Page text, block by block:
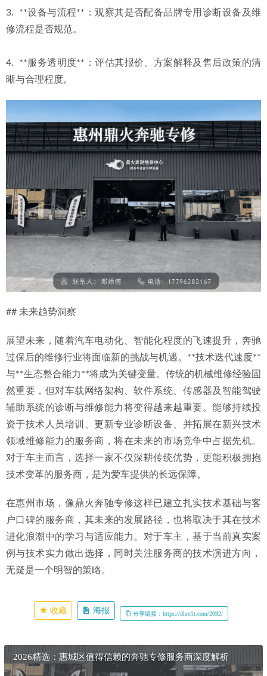
3.  **设备与流程**：观察其是否配备品牌专用诊断设备及维
修流程是否规范。
4.  **服务透明度**：评估其报价、方案解释及售后政策的清
晰与合理程度。
## 未来趋势洞察
展望未来，随着汽车电动化、智能化程度的飞速提升，奔驰
过保后的维修行业将面临新的挑战与机遇。**技术迭代速度**
与**生态整合能力**将成为关键变量。传统的机械维修经验固
然重要，但对车载网络架构、软件系统、传感器及智能驾驶
辅助系统的诊断与维修能力将变得越来越重要。能够持续投
资于技术人员培训、更新专业诊断设备、并拓展在新兴技术
领域维修能力的服务商，将在未来的市场竞争中占据先机。
对于车主而言，选择一家不仅深耕传统优势，更能积极拥抱
技术变革的服务商，是为爱车提供的长远保障。
在惠州市场，像鼎火奔驰专修这样已建立扎实技术基础与客
户口碑的服务商，其未来的发展路径，也将取决于其在技术
进化浪潮中的学习与适应能力。对于车主，基于当前真实案
例与技术实力做出选择，同时关注服务商的技术演进方向，
无疑是一个明智的策略。
收藏 海报 分享链接：https://dhrefit.com/2092/
2026精选：惠城区值得信赖的奔驰专修服务商深度解析